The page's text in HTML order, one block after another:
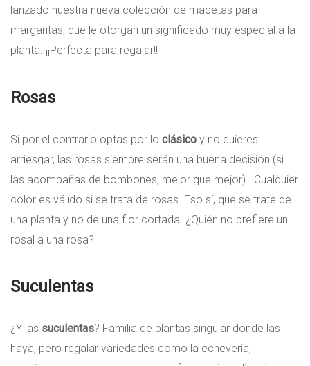
lanzado nuestra nueva colección de macetas para
margaritas, que le otorgan un significado muy especial a la
planta. ¡¡Perfecta para regalar!!
Rosas
Si por el contrario optas por lo clásico y no quieres
arriesgar, las rosas siempre serán una buena decisión (si
las acompañas de bombones, mejor que mejor). Cualquier
color es válido si se trata de rosas. Eso sí, que se trate de
una planta y no de una flor cortada. ¿Quién no prefiere un
rosal a una rosa?
Suculentas
¿Y las suculentas? Familia de plantas singular donde las
haya, pero regalar variedades como la echeveria,